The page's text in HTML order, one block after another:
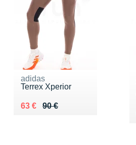
adidas
Terrex Xperior
90 €
Au lieu de 90 €
63 €
Vendu 63 €